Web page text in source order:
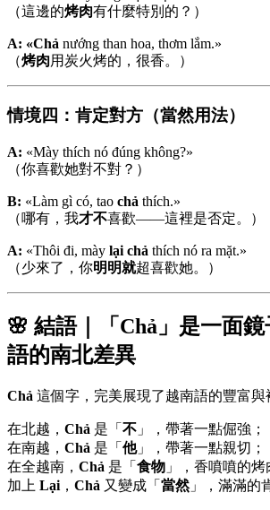
（這邊的烤肉有什麼特別的？）
A: «Chả nướng than hoa, thơm lắm.»
（烤肉用炭火烤的，很香。）
情境四：肯定對方（當然用法）
A: «Mày thích nó đúng không?»
（你喜歡她對不對？）
B: «Làm gì có, tao chả thích.»
（哪有，我才不喜歡——這裡是否定。）
A: «Thôi đi, mày lại chả thích nó ra mặt.»
（少來了，你明明就超喜歡她。）
🌸 結語｜「Chả」是一面
語的南北差異
Chả 這個字，完美展現了越南語的豐富與
在北越， Chả 是「 不 」，帶著一點倔強；
在南越， Chả 是「 他」，帶著一點親切；
在全越南， Chả 是「 食物 」，香噴噴的烤
加上 Lại ， Chả 又變成「 當然」，滿滿的